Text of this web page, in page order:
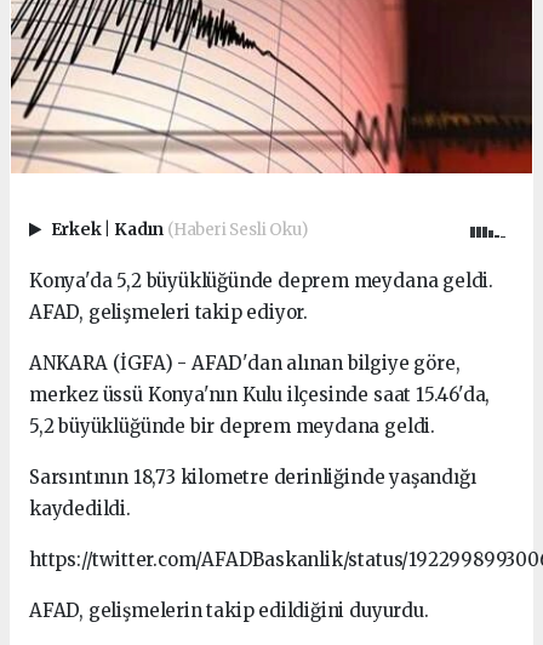
Erkek Kadın (Haberi Sesli Oku)
Konya'da 5,2 büyüklüğünde deprem meydana geldi.
AFAD, gelişmeleri takip ediyor.
ANKARA (İGFA) - AFAD'dan alınan bilgiye göre,
merkez üssü Konya'nın Kulu ilçesinde saat 15.46'da,
5,2 büyüklüğünde bir deprem meydana geldi.
Sarsıntının 18,73 kilometre derinliğinde yaşandığı
kaydedildi.
https://twitter.com/AFADBaskanlik/status/
AFAD, gelişmelerin takip edildiğini duyurdu.